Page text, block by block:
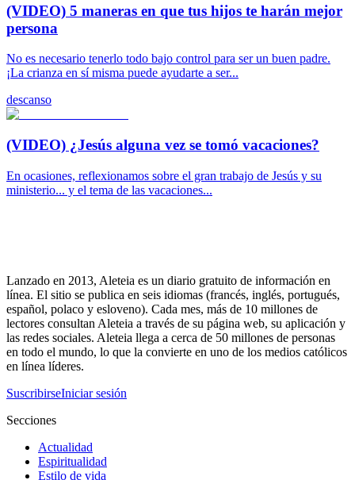
(VIDEO) 5 maneras en que tus hijos te harán mejor
persona
No es necesario tenerlo todo bajo control para ser un buen padre.
¡La crianza en sí misma puede ayudarte a ser...
descanso
(VIDEO) ¿Jesús alguna vez se tomó vacaciones?
En ocasiones, reflexionamos sobre el gran trabajo de Jesús y su
ministerio... y el tema de las vacaciones...
Lanzado en 2013, Aleteia es un diario gratuito de información en
línea. El sitio se publica en seis idiomas (francés, inglés, portugués,
español, polaco y esloveno). Cada mes, más de 10 millones de
lectores consultan Aleteia a través de su página web, su aplicación y
las redes sociales. Aleteia llega a cerca de 50 millones de personas
en todo el mundo, lo que la convierte en uno de los medios católicos
en línea líderes.
SuscribirseIniciar sesión
Secciones
Actualidad
Espiritualidad
Estilo de vida